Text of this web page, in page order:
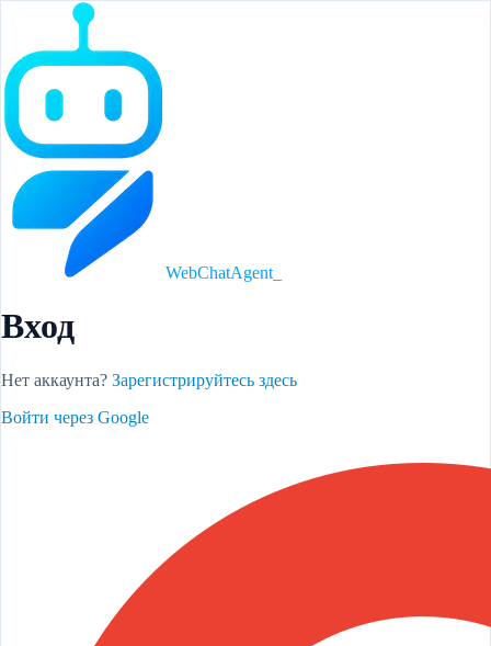
WebChatAgent
Вход
Нет аккаунта? Зарегистрируйтесь здесь
Войти через Google